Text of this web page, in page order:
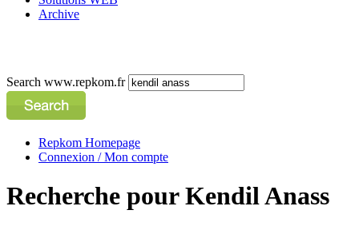
Archive
Search www.repkom.fr
Repkom Homepage
Connexion / Mon compte
Recherche pour Kendil Anass